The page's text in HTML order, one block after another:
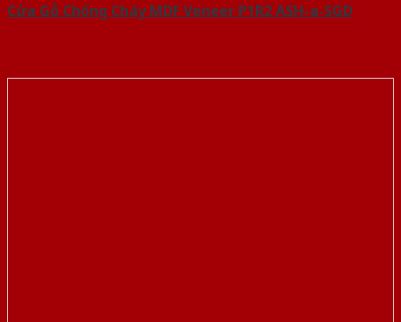
Cửa Gỗ Chống Cháy MDF Veneer P1R2 ASH-a-SGD